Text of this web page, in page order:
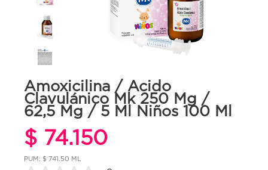
Amoxicilina / Acido
Clavulánico Mk 250 Mg /
62,5 Mg / 5 Ml Niños 100 Ml
$ 74.150
PUM: $ 741.50 ML